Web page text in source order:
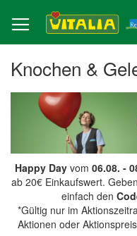
zum
Inhalt
Knochen &
Happy Dayvom 06.08. -
ab 20€ Einkaufswert.
einfach den
*Gültig nur im
Aktionen oder